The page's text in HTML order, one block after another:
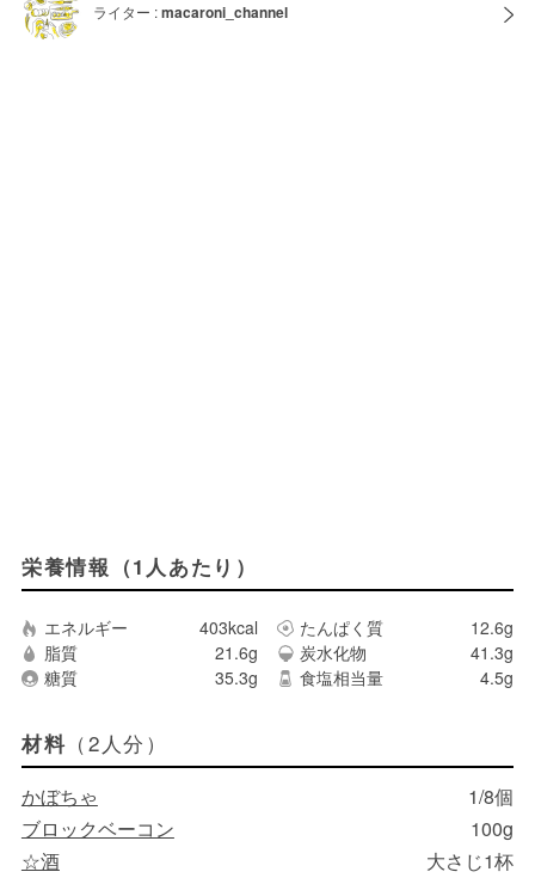
ライター :macaroni_channel
栄養情報（1人あたり）
エネルギー 403kcal たんぱく質
12.6g
脂質
21.6g 炭水化物
41.3g
糖質
35.3g 食塩相当量 4.5g
材料 （2人分）
かぼちゃ
1/8個
ブロックベーコン
100g
☆酒
大さじ1杯